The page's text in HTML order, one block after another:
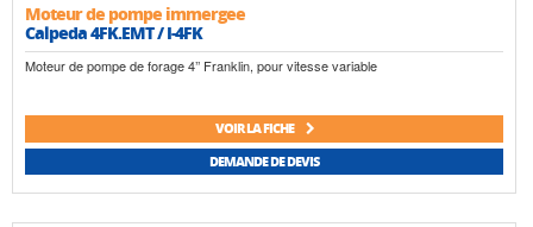
Moteur de pompe immergee
Calpeda 4FK.EMT / I-4FK
Moteur de pompe de forage 4’’ Franklin, pour vitesse variable
VOIR LA FICHE
DEMANDE DE DEVIS